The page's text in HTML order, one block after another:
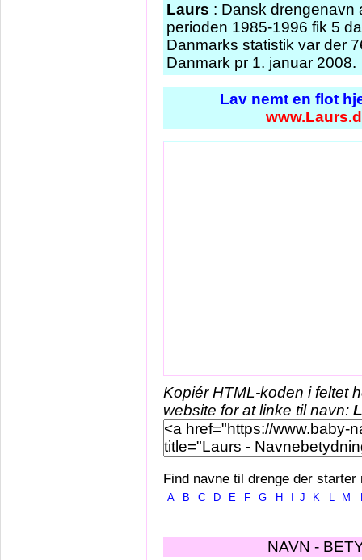
Laurs : Dansk drengenavn
perioden 1985-1996 fik 5
Danmarks statistik var der
Danmark pr 1. januar 2008.
Lav nemt en flot
Kopiér HTML-koden i feltet
website for at linke til navn:
Find navne til drenge der starter
A B C D E F G H J K L M
NAVN -